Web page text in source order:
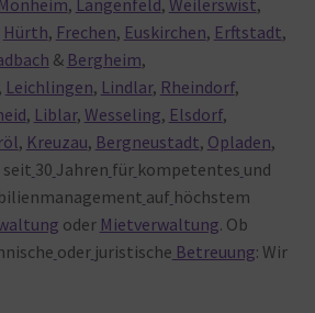
Hürth, Frechen, Euskirchen, Erftstadt,
& Bergheim,
Leichlingen, Lindlar, Rheindorf,
, Liblar, Wesseling, Elsdorf,
, Kreuzau, Bergneustadt, Opladen,
seit 30 Jahren für kompetentes und
auf höchstem
oder Mietverwaltung. Ob
oder juristische Betreuung: Wir